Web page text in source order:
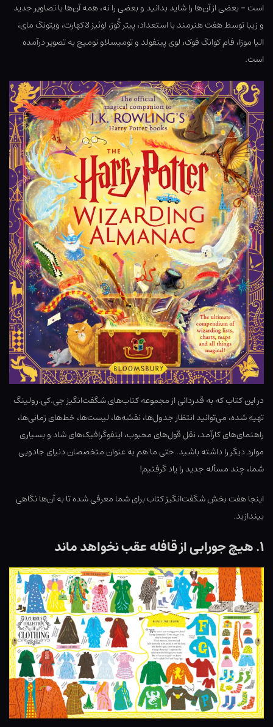
است – بعضی از آن‌ها را شاید بدانید و بعضی را نه، همه آن‌ها با تصاویر جدید
و زیبا توسط هفت هنرمند با استعداد، پیتر گُوز، لوئیز لاکهارت، ویتونگ مای،
الیا موزا، فام کوانگ فوک، لوی پینفولد و تومیسلاو تومیچ به تصویر درآمده
است.
در این کتاب که به قدردانی از مجموعه کتاب‌های شگفت‌انگیز جی.کی.رولینگ
تهیه شده، می‌توانید انتظار جدول‌ها، نقشه‌ها، لیست‌ها، خط‌های زمانی‌ها،
راهنمای‌های کارآمد، نقل قول‌های محبوب، اینفوگرافیک‌های شاد و بسیاری
موارد دیگر را داشته باشید. حتی ما هم به عنوان متخصصان دنیای جادویی
شما، چند مسأله جدید را یاد گرفتیم!
اینجا هفت بخش شگفت‌انگیز کتاب برای شما معرفی شده تا به آن‌ها نگاهی
بیندازید.
۱. هیچ جورابی از قافله عقب نخواهد ماند